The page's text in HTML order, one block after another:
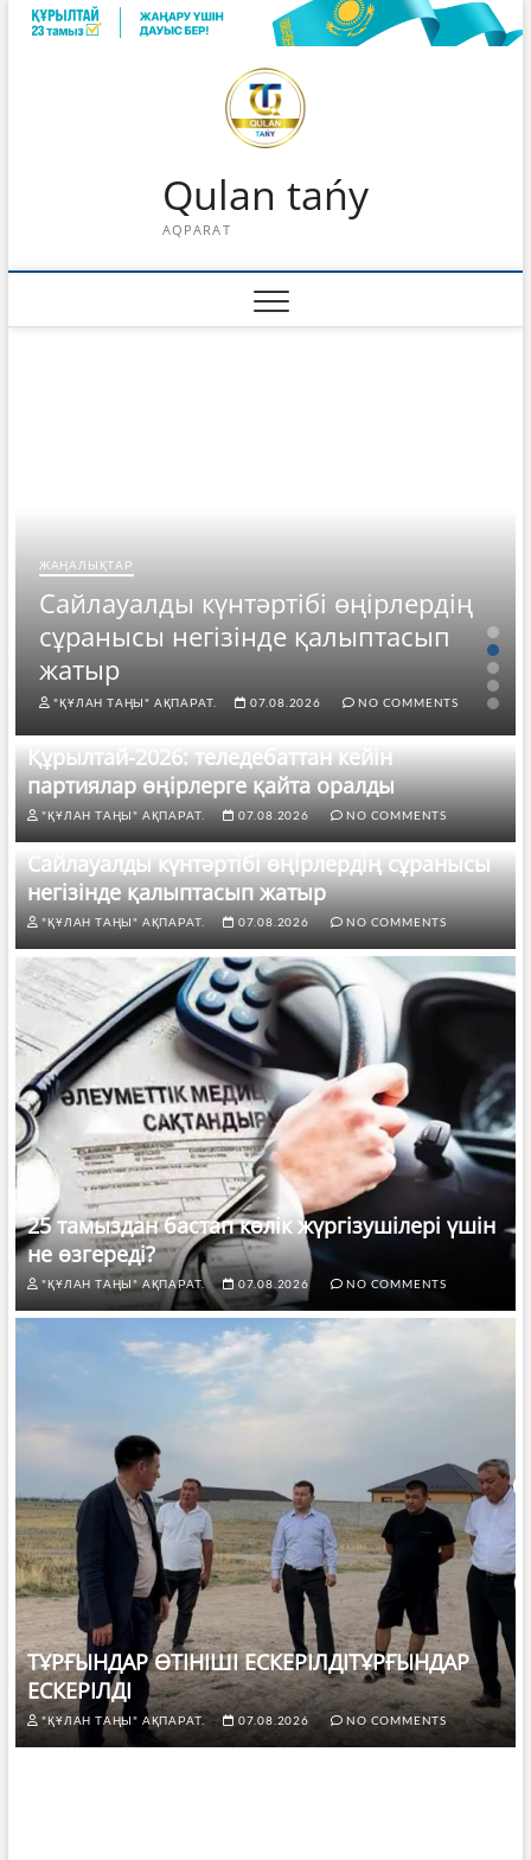
Skip
Qulan tańy
AQPARAT
ЖАҢАЛЫҚТАР
Сайлауалды күнтәртібі өңірлердің
сұранысы негізінде қалыптасып
жатыр
"ҚҰЛАН ТАҢЫ" АҚПАРАТ. 07.08.2026 NO COMMENTS
Құрылтай-2026: теледебаттан кейін
партиялар өңірлерге қайта оралды
"ҚҰЛАН ТАҢЫ" АҚПАРАТ. 07.08.2026 NO COMMENTS
Сайлауалды күнтәртібі өңірлердің сұранысы
негізінде қалыптасып жатыр
"ҚҰЛАН ТАҢЫ" АҚПАРАТ. 07.08.2026 NO COMMENTS
25 тамыздан бастап көлік жүргізушілері үшін
не өзгереді?
"ҚҰЛАН ТАҢЫ" АҚПАРАТ. 07.08.2026 NO COMMENTS
ТҰРҒЫНДАР ӨТІНІШІ ЕСКЕРІЛДІТҰРҒЫНДАР
ЕСКЕРІЛДІ
"ҚҰЛАН ТАҢЫ" АҚПАРАТ. 07.08.2026 NO COMMENTS